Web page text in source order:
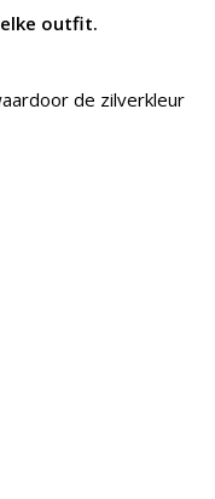
outfit.
de zilverkleur